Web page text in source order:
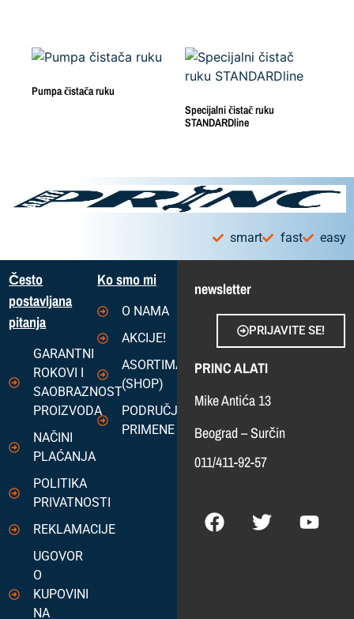
Pumpa čistača ruku
Specijalni čistač ruku
STANDARDline
smart fast easy
Često
postavljana
pitanja
GARANTNI
ROKOVI I
SAOBRAZNOST
PROIZVODA
NAČINI
PLAĆANJA
POLITIKA
PRIVATNOSTI
REKLAMACIJE
UGOVOR
O
KUPOVINI
NA
Ko smo mi
O NAMA
AKCIJE!
ASORTIMAN
(SHOP)
PODRUČJA
PRIMENE
newsletter
PRIJAVITE SE!
PRINC ALATI
Mike Antića 13
Beograd – Surčin
011/411-92-57